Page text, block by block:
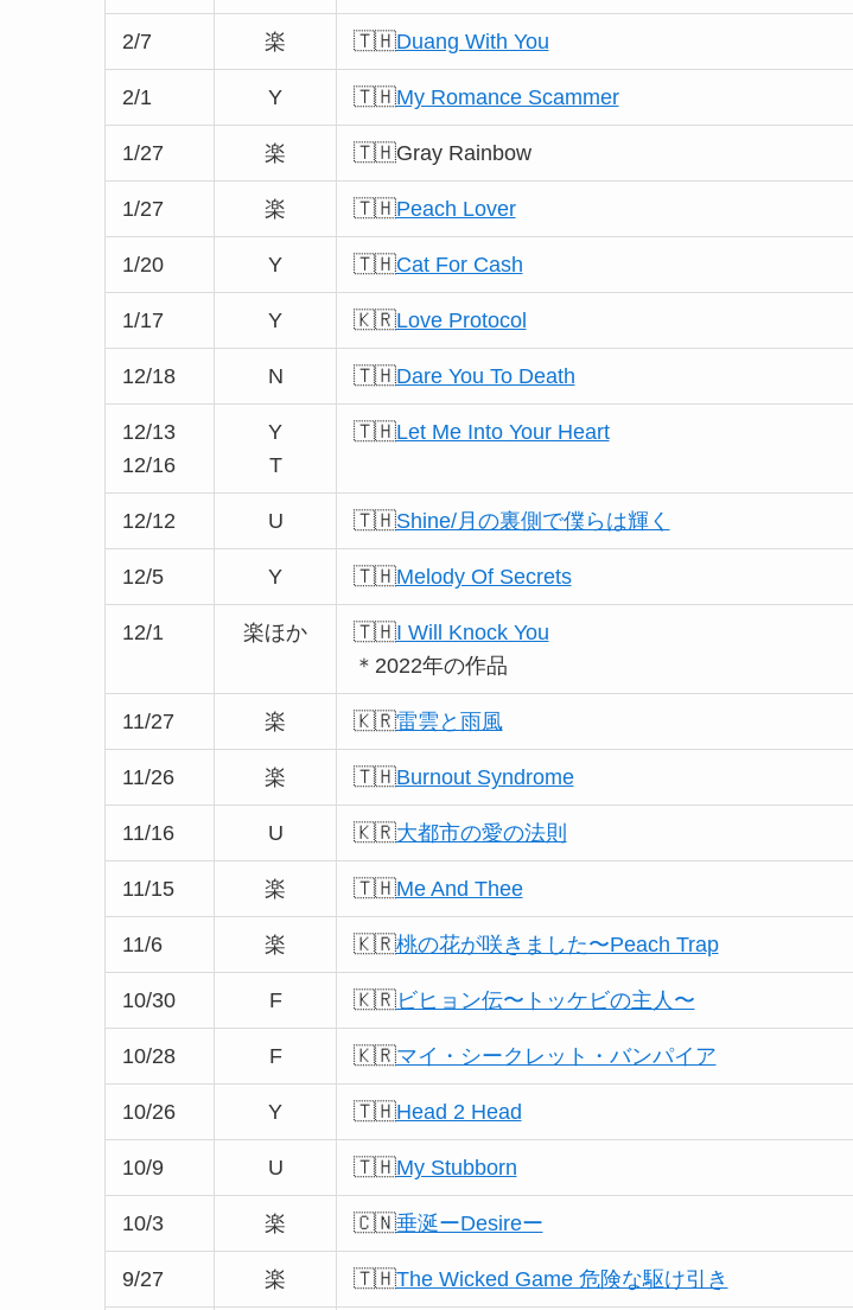
2/7 楽 🇹🇭Duang With You
2/1 Y 🇹🇭My Romance Scammer
1/27 楽 🇹🇭Gray Rainbow
1/27 楽 🇹🇭Peach Lover
1/20 Y 🇹🇭Cat For Cash
1/17 Y 🇰🇷Love Protocol
12/18 N 🇹🇭Dare You To Death
12/13
12/16
Y
T
🇹🇭Let Me Into Your Heart
12/12 U 🇹🇭Shine/月の裏側で僕らは輝く
12/5 Y 🇹🇭Melody Of Secrets
12/1 楽ほか 🇹🇭I Will Knock You
＊2022年の作品
11/27 楽 🇰🇷雷雲と雨風
11/26 楽 🇹🇭Burnout Syndrome
11/16 U 🇰🇷大都市の愛の法則
11/15 楽 🇹🇭Me And Thee
11/6 楽 🇰🇷桃の花が咲きました〜Peach Trap
10/30 F 🇰🇷ビヒョン伝〜トッケビの主人〜
10/28 F 🇰🇷マイ・シークレット・バンパイア
10/26 Y 🇹🇭Head 2 Head
10/9 U 🇹🇭My Stubborn
10/3 楽 🇨🇳垂涎ーDesireー
9/27 楽 🇹🇭The Wicked Game 危険な駆け引き